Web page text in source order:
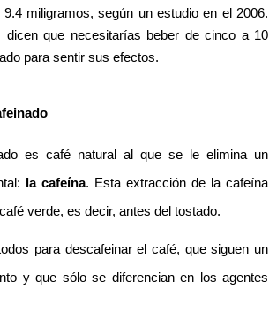
9.4 miligramos, según un estudio en el 2006.
dicen que necesitarías beber de cinco a 10
para sentir sus efectos.
es café natural al que se le elimina un
la cafeína. Esta extracción de la cafeína
verde, es decir, antes del tostado.
para descafeinar el café, que siguen un
y que sólo se diferencian en los agentes